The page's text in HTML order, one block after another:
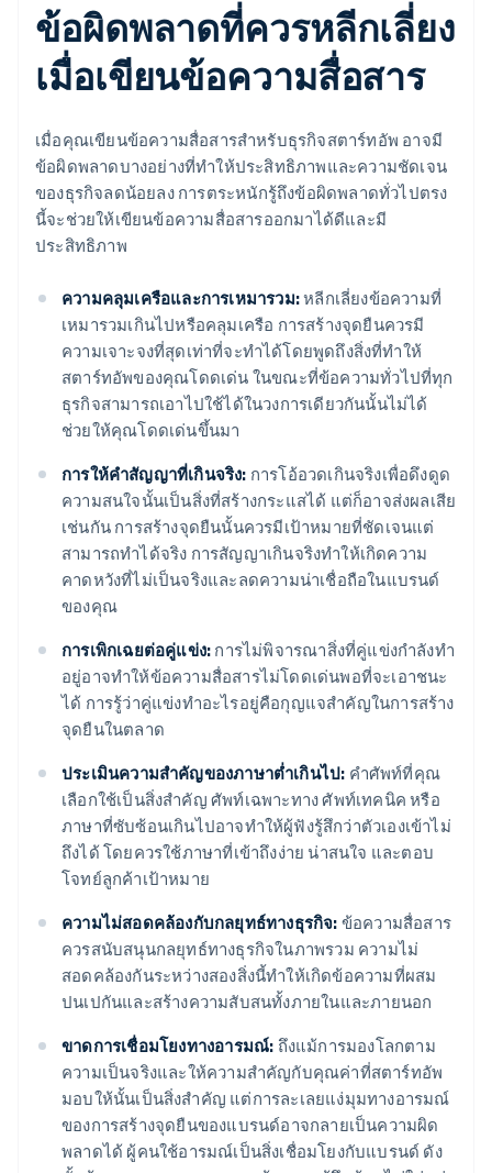
ข้อผิดพลาดที่ควรหลีกเลี่ยง
เมื่อเขียนข้อความสื่อสาร
เมื่อคุณเขียนข้อความสื่อสารสำหรับธุรกิจสตาร์ทอัพ อาจมี
ข้อผิดพลาดบางอย่างที่ทำให้ประสิทธิภาพและความชัดเจน
ของธุรกิจลดน้อยลง การตระหนักรู้ถึงข้อผิดพลาดทั่วไปตรง
นี้จะช่วยให้เขียนข้อความสื่อสารออกมาได้ดีและมี
ประสิทธิภาพ
ความคลุมเครือและการเหมารวม:หลีกเลี่ยงข้อความที่
เหมารวมเกินไปหรือคลุมเครือ การสร้างจุดยืนควรมี
ความเจาะจงที่สุดเท่าที่จะทำได้โดยพูดถึงสิ่งที่ทำให้
สตาร์ทอัพของคุณโดดเด่น ในขณะที่ข้อความทั่วไปที่ทุก
ธุรกิจสามารถเอาไปใช้ได้ในวงการเดียวกันนั้นไม่ได้
ช่วยให้คุณโดดเด่นขึ้นมา
การให้คำสัญญาที่เกินจริง: การโอ้อวดเกินจริงเพื่อดึงดูด
ความสนใจนั้นเป็นสิ่งที่สร้างกระแสได้ แต่ก็อาจส่งผลเสีย
เช่นกัน การสร้างจุดยืนนั้นควรมีเป้าหมายที่ชัดเจนแต่
สามารถทำได้จริง การสัญญาเกินจริงทำให้เกิดความ
คาดหวังที่ไม่เป็นจริงและลดความน่าเชื่อถือในแบรนด์
ของคุณ
การเพิกเฉยต่อคู่แข่ง: การไม่พิจารณาสิ่งที่คู่แข่งกำลังทำ
อยู่อาจทำให้ข้อความสื่อสารไม่โดดเด่นพอที่จะเอาชนะ
ได้ การรู้ว่าคู่แข่งทำอะไรอยู่คือกุญแจสำคัญในการสร้าง
จุดยืนในตลาด
ประเมินความสำคัญของภาษาต่ำเกินไป: คำศัพท์ที่คุณ
เลือกใช้เป็นสิ่งสำคัญ ศัพท์เฉพาะทาง ศัพท์เทคนิค หรือ
ภาษาที่ซับซ้อนเกินไปอาจทำให้ผู้ฟังรู้สึกว่าตัวเองเข้าไม่
ถึงได้ โดยควรใช้ภาษาที่เข้าถึงง่าย น่าสนใจ และตอบ
โจทย์ลูกค้าเป้าหมาย
ความไม่สอดคล้องกับกลยุทธ์ทางธุรกิจ: ข้อความสื่อสาร
ควรสนับสนุนกลยุทธ์ทางธุรกิจในภาพรวม ความไม่
สอดคล้องกันระหว่างสองสิ่งนี้ทำให้เกิดข้อความที่ผสม
ปนเปกันและสร้างความสับสนทั้งภายในและภายนอก
ขาดการเชื่อมโยงทางอารมณ์: ถึงแม้การมองโลกตาม
ความเป็นจริงและให้ความสำคัญกับคุณค่าที่สตาร์ทอัพ
มอบให้นั้นเป็นสิ่งสำคัญ แต่การละเลยแง่มุมทางอารมณ์
ของการสร้างจุดยืนของแบรนด์อาจกลายเป็นความผิด
พลาดได้ ผู้คนใช้อารมณ์เป็นสิ่งเชื่อมโยงกับแบรนด์ ดัง